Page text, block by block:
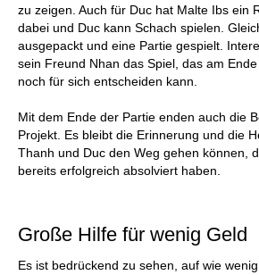
zu zeigen. Auch für Duc hat Malte Ibs ein
dabei und Duc kann Schach spielen.
ausgepackt und eine Partie gespielt.
sein Freund Nhan das Spiel, das am
noch für sich entscheiden kann.
Mit dem Ende der Partie enden auch die
Projekt. Es bleibt die Erinnerung und die
Thanh und Duc den Weg gehen können,
bereits erfolgreich absolviert haben.
Große Hilfe für wenig Geld
Es ist bedrückend zu sehen, auf wie